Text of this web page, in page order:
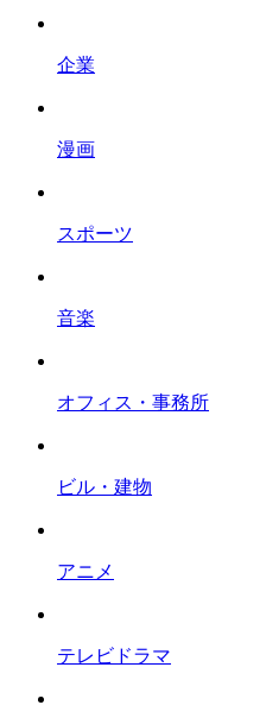
企業
漫画
スポーツ
音楽
オフィス・事務所
ビル・建物
アニメ
テレビドラマ